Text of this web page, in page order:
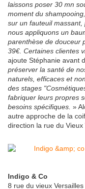
laissons poser 30 mn
moment du
sur un fauteuil
nous appliquons un
parenthèse de douceur
39€. Certaines clientes
ajoute Stéphanie avant
préserver la santé de
naturels, efficaces et
des stages
fabriquer leurs propres
besoins spécifiques. »
autre approche de la
direction la rue du Vieux
Indigo & Co
8 rue du vieux